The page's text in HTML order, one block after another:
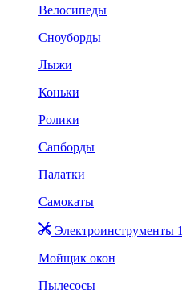
Велосипеды
Сноуборды
Лыжи
Коньки
Ролики
Сапборды
Палатки
Самокаты
Электроинструменты 1
Мойщик окон
Пылесосы